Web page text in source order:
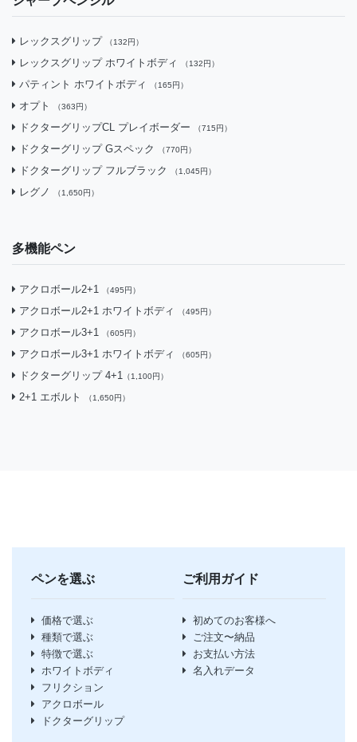
レックスグリップ （132円）
レックスグリップ ホワイトボディ （132円）
パティント ホワイトボディ （165円）
オプト （363円）
ドクターグリップCL プレイボーダー （715円）
ドクターグリップ Gスペック （770円）
ドクターグリップ フルブラック （1,045円）
レグノ （1,650円）
多機能ペン
アクロボール2+1 （495円）
アクロボール2+1 ホワイトボディ （495円）
アクロボール3+1 （605円）
アクロボール3+1 ホワイトボディ （605円）
ドクターグリップ 4+1 （1,100円）
2+1 エボルト （1,650円）
ペンを選ぶ
価格で選ぶ
種類で選ぶ
特徴で選ぶ
ホワイトボディ
フリクション
アクロボール
ドクターグリップ
ご利用ガイド
初めてのお客様へ
ご注文〜納品
お支払い方法
名入れデータ